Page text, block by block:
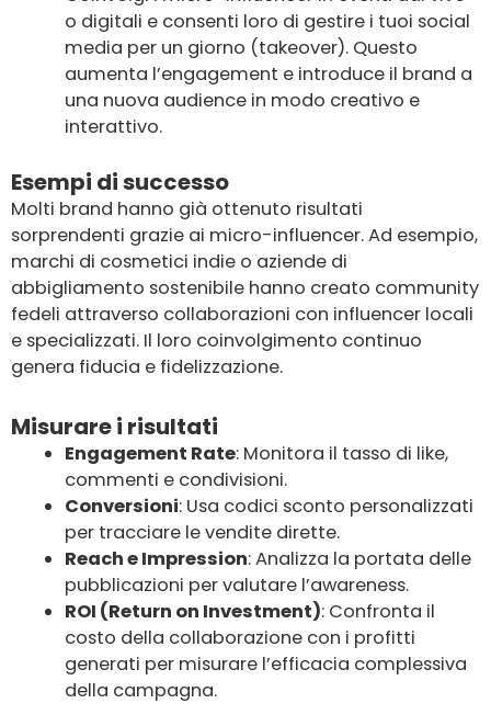
o digitali e consenti loro di gestire i tuoi social
media per un giorno (takeover). Questo
aumenta l’engagement e introduce il brand a
una nuova audience in modo creativo e
interattivo.
Esempi di successo
Molti brand hanno già ottenuto risultati
sorprendenti grazie ai micro-influencer. Ad esempio,
marchi di cosmetici indie o aziende di
abbigliamento sostenibile hanno creato community
fedeli attraverso collaborazioni con influencer locali
e specializzati. Il loro coinvolgimento continuo
genera fiducia e fidelizzazione.
Misurare i risultati
Engagement Rate: Monitora il tasso di like,
commenti e condivisioni.
Conversioni: Usa codici sconto personalizzati
per tracciare le vendite dirette.
Reach e Impression: Analizza la portata delle
pubblicazioni per valutare l’awareness.
ROI (Return on Investment): Confronta il
costo della collaborazione con i profitti
generati per misurare l’efficacia complessiva
della campagna.